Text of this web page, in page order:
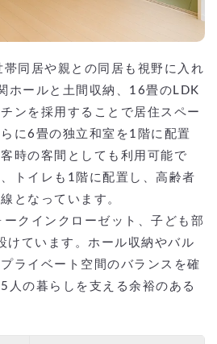
同居や親との同居も視野に入れ
ホールと土間収納、16畳のLDK
ンを採用することで居住スペー
に6畳の独立和室を1階に配置
時の客間としても利用可能で
トイレも1階に配置し、高齢者
となっています。
クインクローゼット、子ども部
けています。ホール収納やバル
ライベート空間のバランスを確
人の暮らしを支える余裕のある